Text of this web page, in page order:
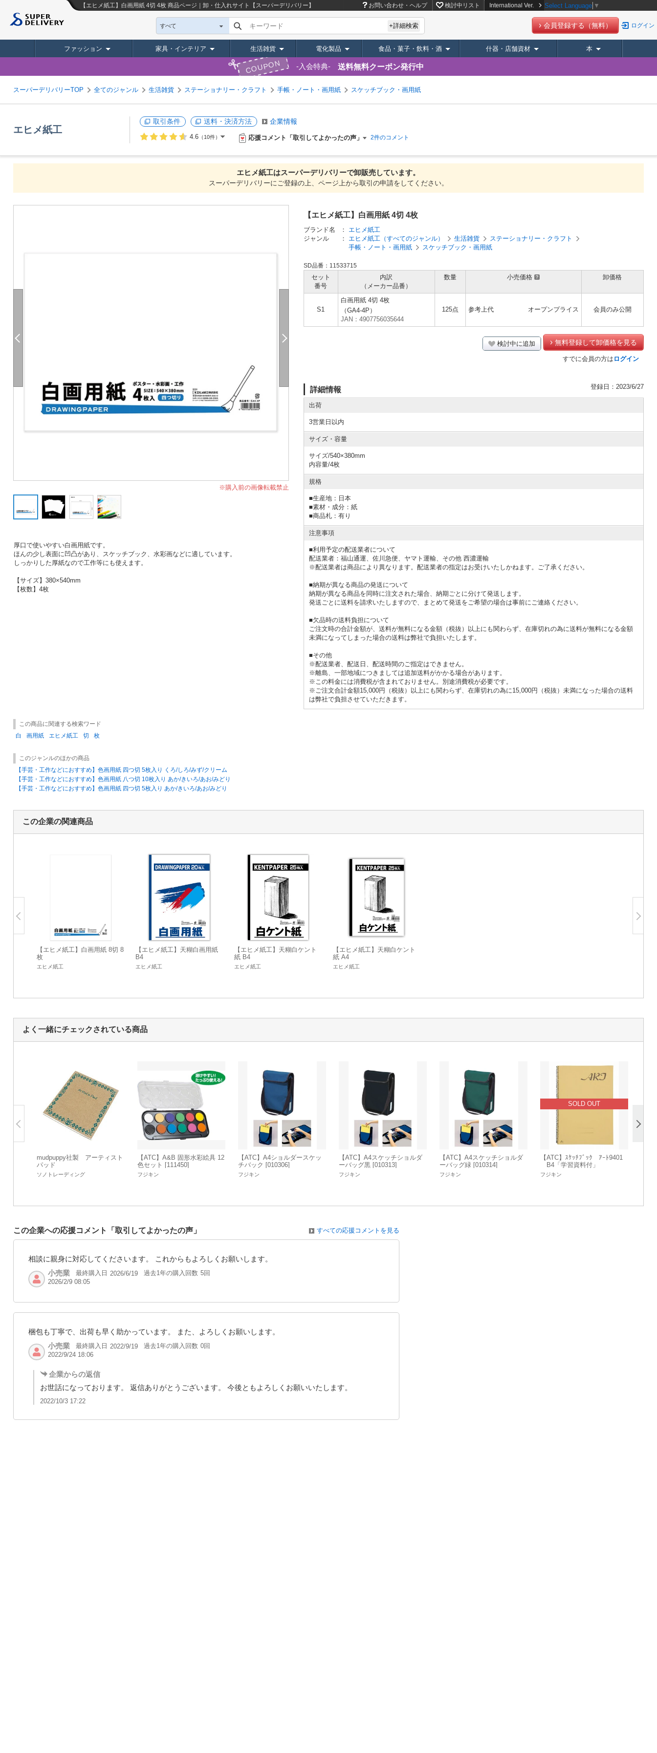
【エヒメ紙工】白画用紙 4切 4枚 商品ページ｜卸・仕入れサイト【スーパーデリバリー】 お問い合わせ・ヘルプ 検討中リスト International Ver. Select Language ▼
すべて キーワード +詳細検索 会員登録する（無料） ログイン
ファッション 家具・インテリア 生活雑貨 電化製品 食品・菓子・飲料・酒 什器・店舗資材 本
COUPON 入会特典 送料無料クーポン発行中
スーパーデリバリーTOP 全てのジャンル 生活雑貨 ステーショナリー・クラフト 手帳・ノート・画用紙 スケッチブック・画用紙
エヒメ紙工
取引条件 送料・決済方法 企業情報
4.6 （10件） 応援コメント「取引してよかったの声」 2件のコメント
エヒメ紙工はスーパーデリバリーで卸販売しています。
スーパーデリバリーにご登録の上、ページ上から取引の申請をしてください。
※購入前の画像転載禁止
厚口で使いやすい白画用紙です。
ほんの少し表面に凹凸があり、スケッチブック、水彩画などに適しています。
しっかりした厚紙なので工作等にも使えます。
【サイズ】380×540mm
【枚数】4枚
【エヒメ紙工】白画用紙 4切 4枚
ブランド名 ：
エヒメ紙工
ジャンル
： エヒメ紙工（すべてのジャンル） 生活雑貨
ステーショナリー・クラフト
手帳・ノート・画用紙
スケッチブック・画用紙
SD品番：11533715
セット
番号
内訳
（メーカー品番）
数量 小売価格 卸価格
S1
白画用紙 4切 4枚
（GA4-4P）
JAN：4907756035644
125点 参考上代 オープンプライス 会員のみ公開
検討中に追加 無料登録して卸価格を見る
すでに会員の方は ログイン
詳細情報 登録日：2023/6/27
出荷
3営業日以内
サイズ・容量
サイズ/540×380mm
内容量/4枚
規格
■生産地：日本
■素材・成分：紙
■商品札：有り
注意事項
■利用予定の配送業者について
配送業者：福山通運、佐川急便、ヤマト運輸、その他 西濃運輸
※配送業者は商品により異なります。配送業者の指定はお受けいたしかねます。ご了承ください。
■納期が異なる商品の発送について
納期が異なる商品を同時に注文された場合、納期ごとに分けて発送します。
発送ごとに送料を請求いたしますので、まとめて発送をご希望の場合は事前にご連絡ください。
■欠品時の送料負担について
ご注文時の合計金額が、送料が無料になる金額（税抜）以上にも関わらず、在庫切れの為に送料が無料になる金額
未満になってしまった場合の送料は弊社で負担いたします。
■その他
※配送業者、配送日、配送時間のご指定はできません。
※離島、一部地域につきましては追加送料がかかる場合があります。
※この料金には消費税が含まれておりません。別途消費税が必要です。
※ご注文合計金額15,000円（税抜）以上にも関わらず、在庫切れの為に15,000円（税抜）未満になった場合の送料
は弊社で負担させていただきます。
この商品に関連する検索ワード
白
画用紙 エヒメ紙工 切 枚
このジャンルのほかの商品
【手芸・工作などにおすすめ】色画用紙 四つ切 5枚入り くろ/しろ/みず/クリーム
【手芸・工作などにおすすめ】色画用紙 八つ切 10枚入り あか/きいろ/あお/みどり
【手芸・工作などにおすすめ】色画用紙 四つ切 5枚入り あか/きいろ/あお/みどり
この企業の関連商品
【エヒメ紙工】白画用紙 8切 8
枚
エヒメ紙工
【エヒメ紙工】天糊白画用紙
B4
エヒメ紙工
【エヒメ紙工】天糊白ケント
紙 B4
エヒメ紙工
【エヒメ紙工】天糊白ケント
紙 A4
エヒメ紙工
よく一緒にチェックされている商品
mudpuppy社製 アーティスト
パッド
ソノトレーディング
【ATC】A&B 固形水彩絵具 12
色セット [111450]
フジキン
【ATC】A4ショルダースケッ
チバック [010306]
フジキン
【ATC】A4スケッチショルダ
ーバッグ黒 [010313]
フジキン
【ATC】A4スケッチショルダ
ーバッグ緑 [010314]
フジキン
SOLD OUT
【ATC】ｽｹｯﾁﾌﾞｯｸ ｱｰﾄ9401
B4「学習資料付」
フジキン
この企業への応援コメント「取引してよかったの声」 すべての応援コメントを見る
相談に親身に対応してくださいます。 これからもよろしくお願いします。
小売業
最終購入日 2026/6/19 過去1年の購入回数 5回
2026/2/9 08:05
梱包も丁寧で、出荷も早く助かっています。 また、よろしくお願いします。
小売業
最終購入日 2022/9/19 過去1年の購入回数 0回
2022/9/24 18:06
企業からの返信
お世話になっております。 返信ありがとうございます。 今後ともよろしくお願いいたします。
2022/10/3 17:22